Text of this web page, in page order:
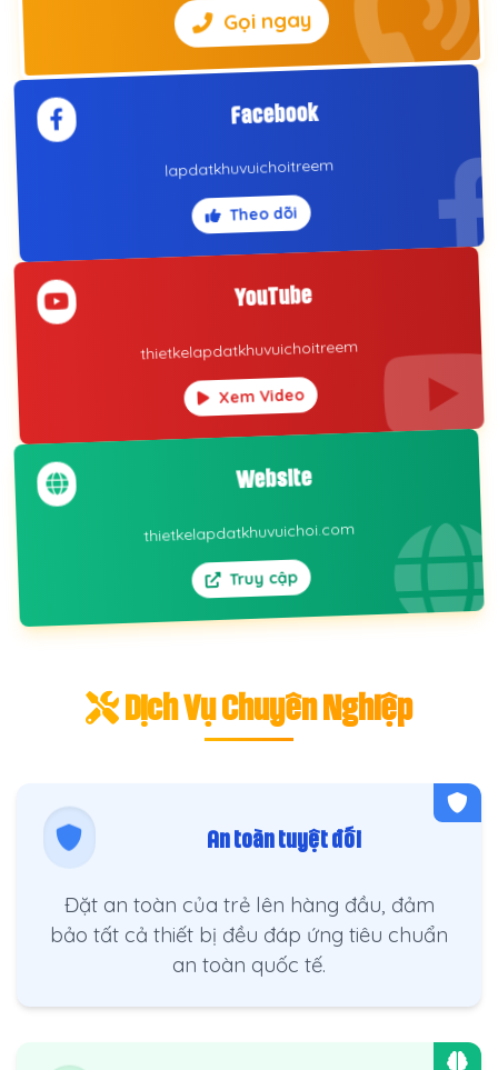
Gọi ngay
Facebook
lapdatkhuvuichoitreem
Theo dõi
YouTube
thietkelapdatkhuvuichoitreem
Xem Video
Website
thietkelapdatkhuvuichoi.com
Truy cập
Dịch Vụ Chuyên Nghiệp
An toàn tuyệt đối
Đặt an toàn của trẻ lên hàng đầu, đảm
bảo tất cả thiết bị đều đáp ứng tiêu chuẩn
an toàn quốc tế.